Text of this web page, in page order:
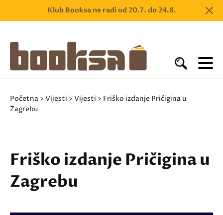
Klub Booksa ne radi od 20.7. do 24.8.
Početna > Vijesti > Vijesti > Friško izdanje Pričigina u
Zagrebu
Friško izdanje Pričigina u
Zagrebu